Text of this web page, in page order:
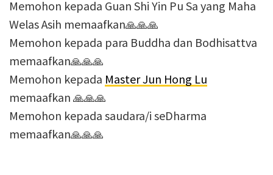
Memohon kepada Guan Shi Yin Pu Sa yang Maha
Welas Asih memaafkan🙏🙏🙏
Memohon kepada para Buddha dan Bodhisattva
memaafkan🙏🙏🙏
Memohon kepada Master Jun Hong Lu
memaafkan 🙏🙏🙏
Memohon kepada saudara/i seDharma
memaafkan🙏🙏🙏